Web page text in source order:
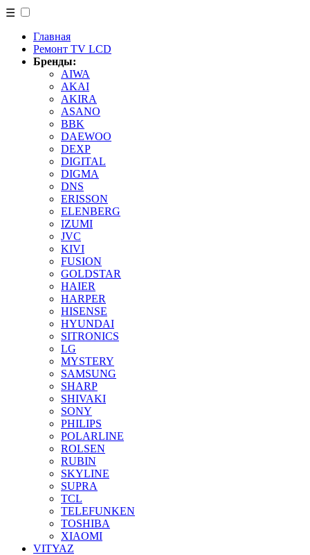
☰
Главная
Ремонт TV LCD
Бренды:
AIWA
AKAI
AKIRA
ASANO
BBK
DAEWOO
DEXP
DIGITAL
DIGMA
DNS
ERISSON
ELENBERG
IZUMI
JVC
KIVI
FUSION
GOLDSTAR
HAIER
HARPER
HISENSE
HYUNDAI
SITRONICS
LG
MYSTERY
SAMSUNG
SHARP
SHIVAKI
SONY
PHILIPS
POLARLINE
ROLSEN
RUBIN
SKYLINE
SUPRA
TCL
TELEFUNKEN
TOSHIBA
XIAOMI
VITYAZ